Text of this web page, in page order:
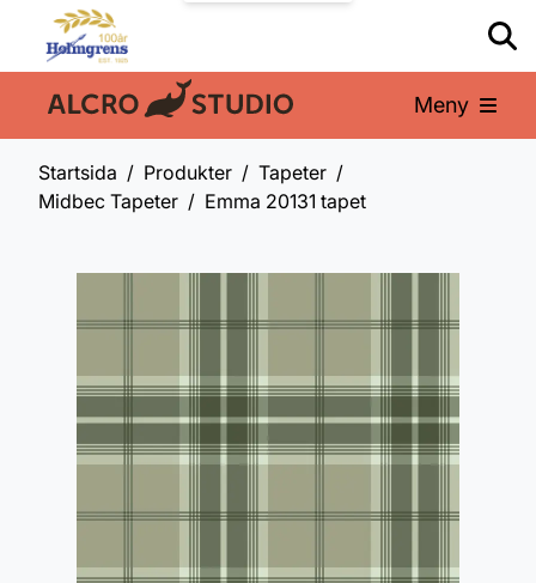
En del av: Meny
Startsida Produkter
Tapeter
Midbec Tapeter
Emma 20131 tapet